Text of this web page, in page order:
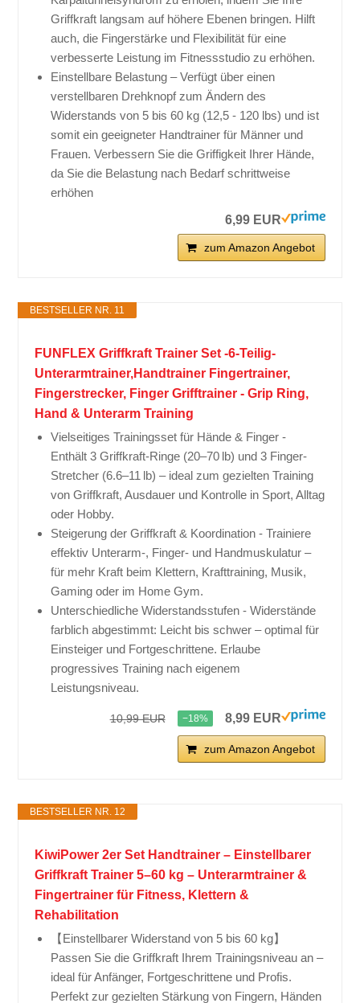
Griffkraft langsam auf höhere Ebenen bringen. Hilft
auch, die Fingerstärke und Flexibilität für eine
verbesserte Leistung im Fitnessstudio zu erhöhen.
Einstellbare Belastung – Verfügt über einen
verstellbaren Drehknopf zum Ändern des
Widerstands von 5 bis 60 kg (12,5 - 120 lbs) und ist
somit ein geeigneter Handtrainer für Männer und
Frauen. Verbessern Sie die Griffigkeit Ihrer Hände,
da Sie die Belastung nach Bedarf schrittweise
erhöhen
6,99 EUR
zum Amazon Angebot
BESTSELLER NR. 11
FUNFLEX Griffkraft Trainer Set -6-Teilig-
Unterarmtrainer,Handtrainer Fingertrainer,
Fingerstrecker, Finger Grifftrainer - Grip Ring,
Hand & Unterarm Training
Vielseitiges Trainingsset für Hände & Finger -
Enthält 3 Griffkraft-Ringe (20–70 lb) und 3 Finger-
Stretcher (6.6–11 lb) – ideal zum gezielten Training
von Griffkraft, Ausdauer und Kontrolle in Sport, Alltag
oder Hobby.
Steigerung der Griffkraft & Koordination - Trainiere
effektiv Unterarm-, Finger- und Handmuskulatur –
für mehr Kraft beim Klettern, Krafttraining, Musik,
Gaming oder im Home Gym.
Unterschiedliche Widerstandsstufen - Widerstände
farblich abgestimmt: Leicht bis schwer – optimal für
Einsteiger und Fortgeschrittene. Erlaube
progressives Training nach eigenem
Leistungsniveau.
10,99 EUR −18% 8,99 EUR
zum Amazon Angebot
BESTSELLER NR. 12
KiwiPower 2er Set Handtrainer – Einstellbarer
Griffkraft Trainer 5–60 kg – Unterarmtrainer &
Fingertrainer für Fitness, Klettern &
Rehabilitation
【Einstellbarer Widerstand von 5 bis 60 kg】
Passen Sie die Griffkraft Ihrem Trainingsniveau an –
ideal für Anfänger, Fortgeschrittene und Profis.
Perfekt zur gezielten Stärkung von Fingern, Händen